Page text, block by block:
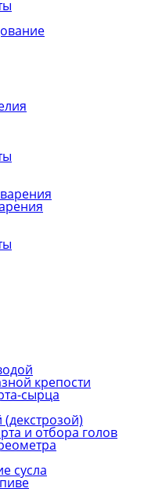
крепости
сырца
и отбора голов
сусла